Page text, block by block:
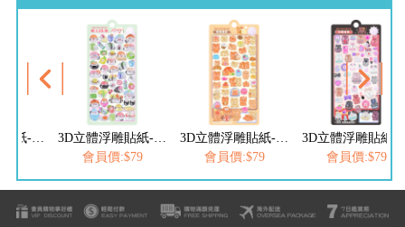
會員價:$79
會員價:$79
會員價:$79